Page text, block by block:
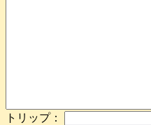
トリップ：